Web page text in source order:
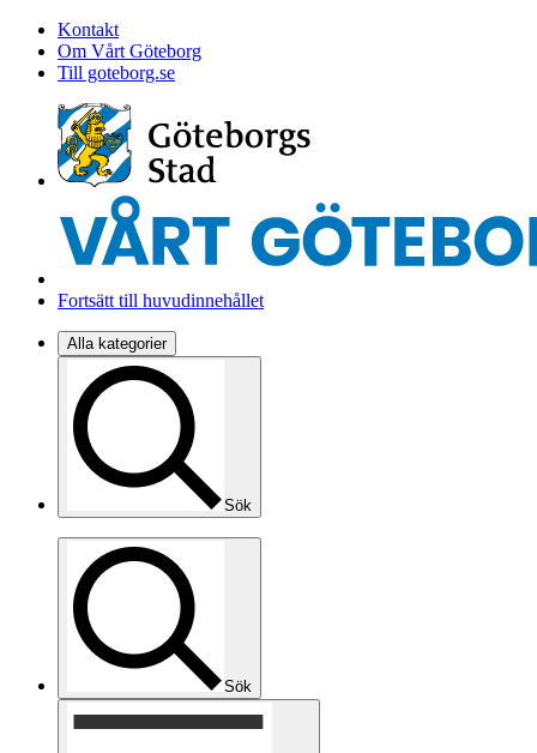
Kontakt
Om Vårt Göteborg
Till goteborg.se
Fortsätt till huvudinnehållet
Alla kategorier
Sök
Sök